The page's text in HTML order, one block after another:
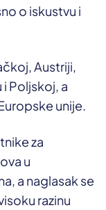
o iskustvu i
Austriji,
Poljskoj, a
unije.
za
u
a naglasak se
razinu